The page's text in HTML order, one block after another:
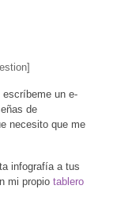
un e-
de
necesito que me
infografía a tus
mi propio tablero